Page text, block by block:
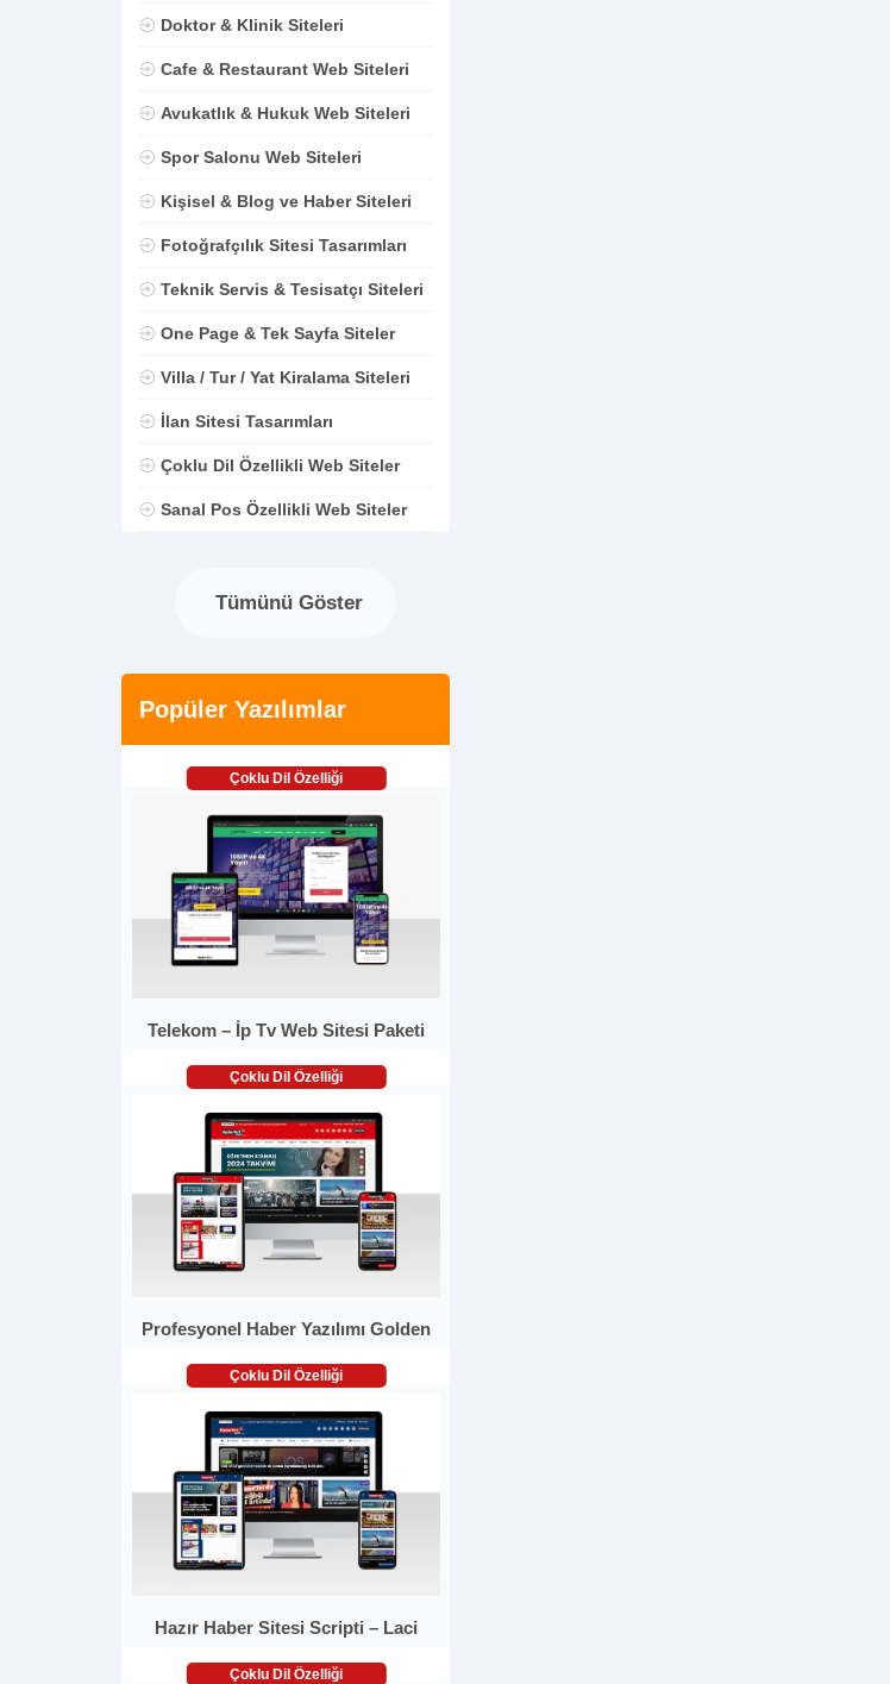
Doktor & Klinik Siteleri
Cafe & Restaurant Web Siteleri
Avukatlık & Hukuk Web Siteleri
Spor Salonu Web Siteleri
Kişisel & Blog ve Haber Siteleri
Fotoğrafçılık Sitesi Tasarımları
Teknik Servis & Tesisatçı Siteleri
One Page & Tek Sayfa Siteler
Villa / Tur / Yat Kiralama Siteleri
İlan Sitesi Tasarımları
Çoklu Dil Özellikli Web Siteler
Sanal Pos Özellikli Web Siteler
Tümünü Göster
Popüler Yazılımlar
Çoklu Dil Özelliği
Telekom – İp Tv Web Sitesi Paketi
Çoklu Dil Özelliği
Profesyonel Haber Yazılımı Golden
Çoklu Dil Özelliği
Hazır Haber Sitesi Scripti – Laci
Çoklu Dil Özelliği